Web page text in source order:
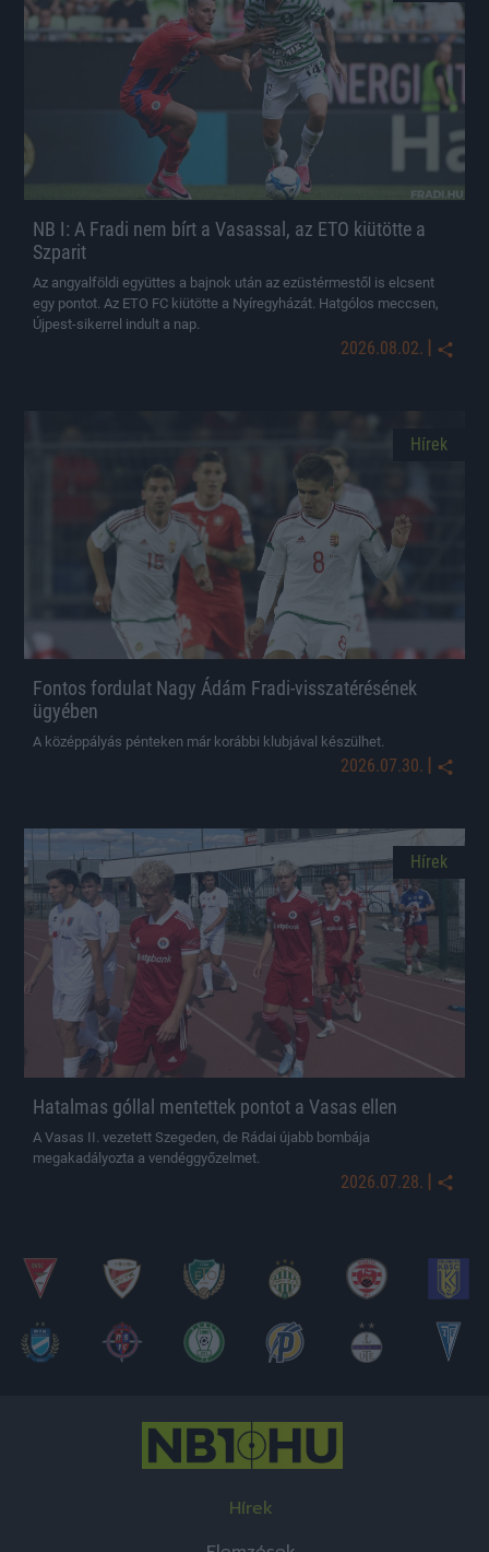
NB I: A Fradi nem bírt a Vasassal, az ETO kiütötte a
Szparit
Az angyalföldi együttes a bajnok után az ezüstérmestől is elcsent
egy pontot. Az ETO FC kiütötte a Nyíregyházát. Hatgólos meccsen,
Újpest-sikerrel indult a nap.
2026.08.02. |
Hírek
Fontos fordulat Nagy Ádám Fradi-visszatérésének
ügyében
A középpályás pénteken már korábbi klubjával készülhet.
2026.07.30. |
Hírek
Hatalmas góllal mentettek pontot a Vasas ellen
A Vasas II. vezetett Szegeden, de Rádai újabb bombája
megakadályozta a vendéggyőzelmet.
2026.07.28. |
Hírek